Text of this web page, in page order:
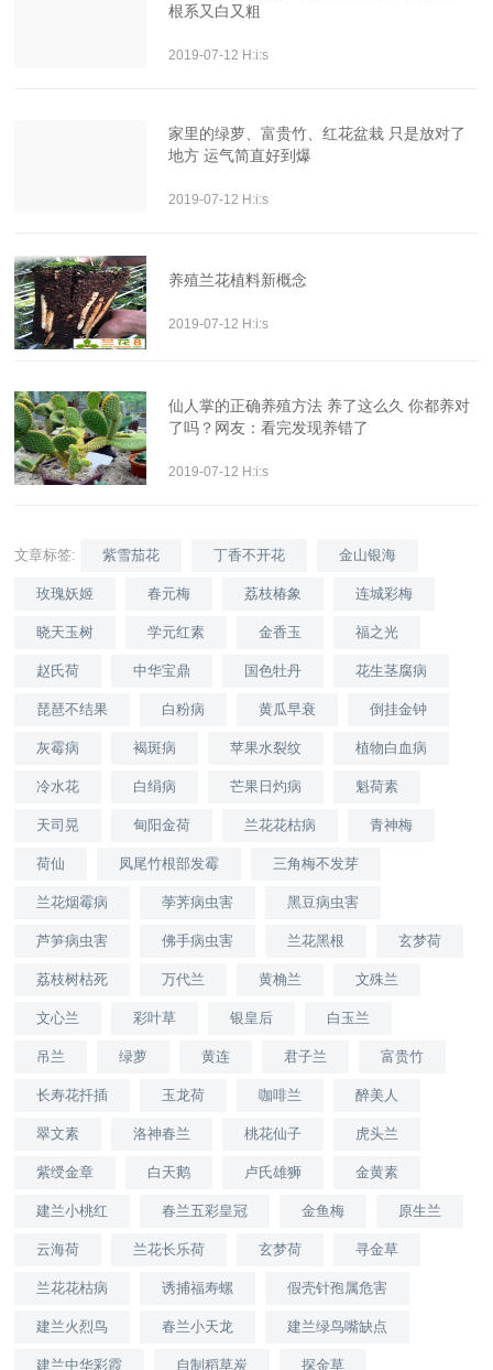
根系又白又粗
2019-07-12 H:i:s
家里的绿萝、富贵竹、红花盆栽 只是放对了
地方 运气简直好到爆
2019-07-12 H:i:s
养殖兰花植料新概念
2019-07-12 H:i:s
仙人掌的正确养殖方法 养了这么久 你都养对
了吗？网友：看完发现养错了
2019-07-12 H:i:s
文章标签: 紫雪茄花 丁香不开花 金山银海
玫瑰妖姬 春元梅 荔枝椿象 连城彩梅
晓天玉树 学元红素 金香玉 福之光
赵氏荷 中华宝鼎 国色牡丹 花生茎腐病
琵琶不结果 白粉病 黄瓜早衰 倒挂金钟
灰霉病 褐斑病 苹果水裂纹 植物白血病
冷水花 白绢病 芒果日灼病 魁荷素
天司晃 甸阳金荷 兰花花枯病 青神梅
荷仙 凤尾竹根部发霉 三角梅不发芽
兰花烟霉病 荸荠病虫害 黑豆病虫害
芦笋病虫害 佛手病虫害 兰花黑根 玄梦荷
荔枝树枯死 万代兰 黄桷兰 文殊兰
文心兰 彩叶草 银皇后 白玉兰
吊兰 绿萝 黄连 君子兰 富贵竹
长寿花扦插 玉龙荷 咖啡兰 醉美人
翠文素 洛神春兰 桃花仙子 虎头兰
紫绶金章 白天鹅 卢氏雄狮 金黄素
建兰小桃红 春兰五彩皇冠 金鱼梅 原生兰
云海荷 兰花长乐荷 玄梦荷 寻金草
兰花花枯病 诱捕福寿螺 假壳针孢属危害
建兰火烈鸟 春兰小天龙 建兰绿鸟嘴缺点
建兰中华彩霞 自制稻草炭 探金草